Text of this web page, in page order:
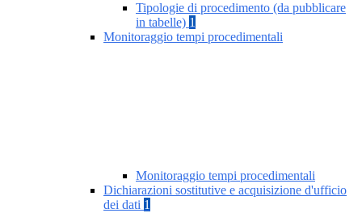
Tipologie di procedimento (da pubblicare
in tabelle) 1
Monitoraggio tempi procedimentali
Monitoraggio tempi procedimentali
Dichiarazioni sostitutive e acquisizione d'ufficio
dei dati 1